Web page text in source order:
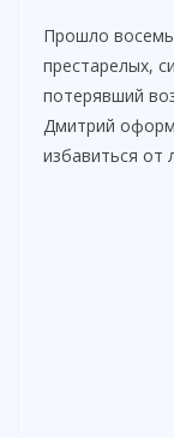
Прошло
престарелых,
потерявший
Дмитрий
избавиться от